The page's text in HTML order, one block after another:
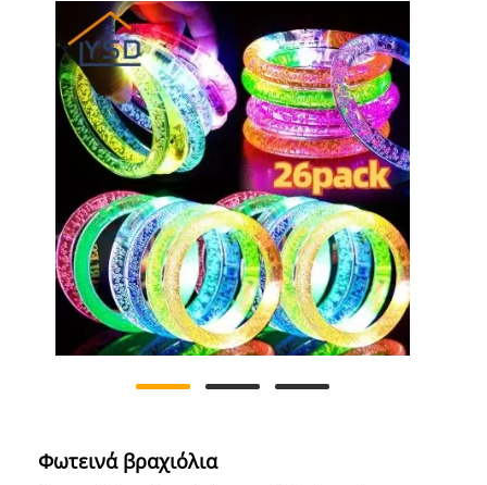
Φωτεινά βραχιόλια